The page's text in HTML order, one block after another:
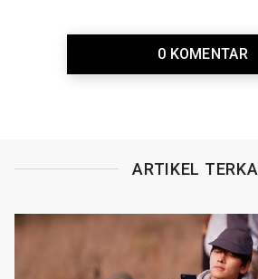
0 KOMENTAR
ARTIKEL